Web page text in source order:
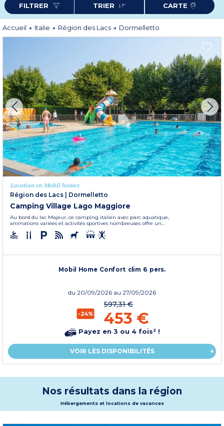
point de vue sur le lac et les montagnes. Entre activités nautiques,
découvertes culturelles et plaisirs gourmands du Piémont, Dormelletto est
une destination parfaite pour se relaxer.
FILTRER TRIER CARTE
Accueil Italie Région des Lacs Dormelletto
Location en Mobil homes
Région des Lacs
Dormelletto
Camping Village Lago Maggiore
Au bord du lac Majeur, ce camping italien avec parc aquatique,
animations variées et activités sportives nombreuses offre un...
Mobil Home Confort clim 6 pers.
du 20/09/2026 au 27/09/2026
-24%
597,31 €
453 €
Payez en 3 ou 4 fois² !
VOIR LES DISPONIBILITÉS
Nos résultats dans la région
Hébergements et locations de vacances